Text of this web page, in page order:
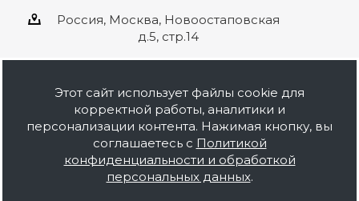
Россия, Москва, Новоостаповская
д.5, стр.14
2026 © ООО Баустов. Собственное
производство лакокрасочной продукции,
оптовая и розничная продажа строительных
материалов, комплектация объектов под ключ.
Информация на сайте носит ознакомительный
Этот сайт использует файлы cookie для
корректной работы, аналитики и
персонализации контента. Нажимая кнопку, вы
соглашаетесь с Политикой
конфиденциальности и обработкой
персональных данных.